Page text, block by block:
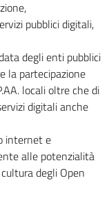
pubblici digitali,
degli enti pubblici
la partecipazione
locali oltre che di
digitali anche
internet e
alle potenzialità
degli Open